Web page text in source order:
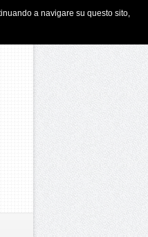
a navigare su questo sito,